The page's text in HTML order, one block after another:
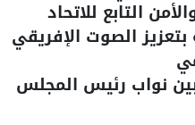
التابع للاتحاد
بتعزيز الصوت الإفريقي
نواب رئيس المجلس